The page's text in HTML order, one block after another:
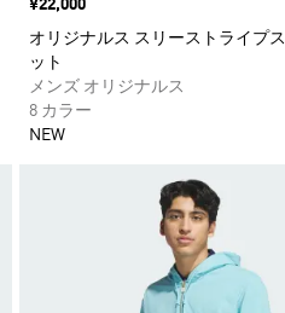
価格
¥22,000
オリジナルス スリーストライプ
ット
メンズ オリジナルス
8 カラー
NEW
ほしいものリストに追加